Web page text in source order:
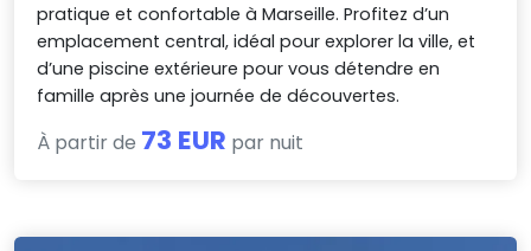
pratique et confortable à Marseille. Profitez d’un
emplacement central, idéal pour explorer la ville, et
d’une piscine extérieure pour vous détendre en
famille après une journée de découvertes.
À partir de 73 EUR par nuit